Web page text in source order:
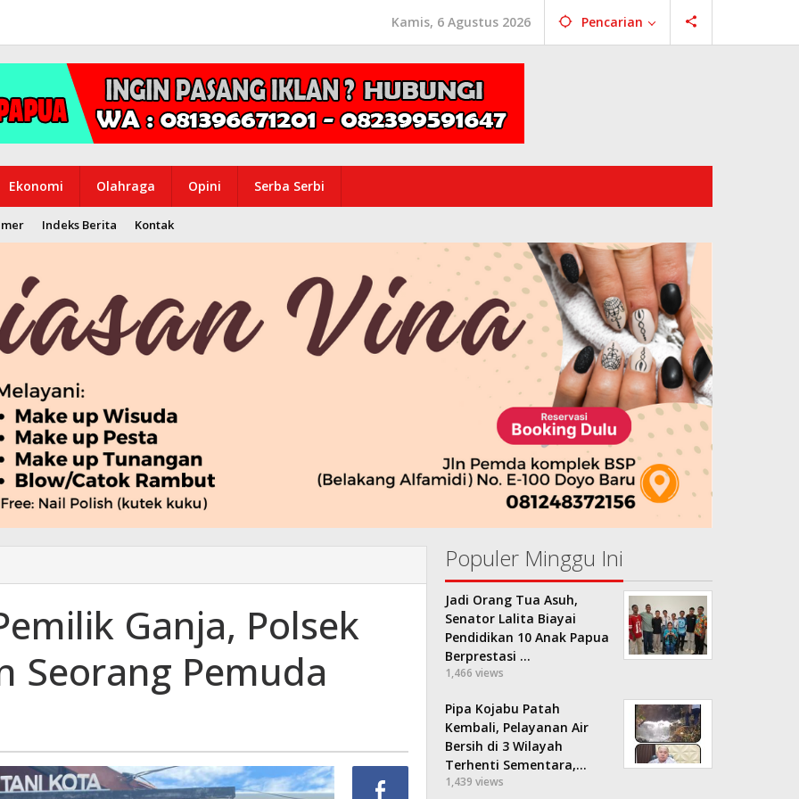
Kamis, 6 Agustus 2026 Pencarian
Ekonomi Olahraga Opini Serba Serbi
Indeks Berita Kontak
Ganja, Polsek
Seorang Pemuda
Populer Minggu Ini
Jadi Orang Tua Asuh,
Senator Lalita Biayai
Pendidikan 10 Anak Papua
Berprestasi …
1,466 views
Pipa Kojabu Patah
Kembali, Pelayanan Air
Bersih di 3 Wilayah
Terhenti Sementara,…
1,439 views